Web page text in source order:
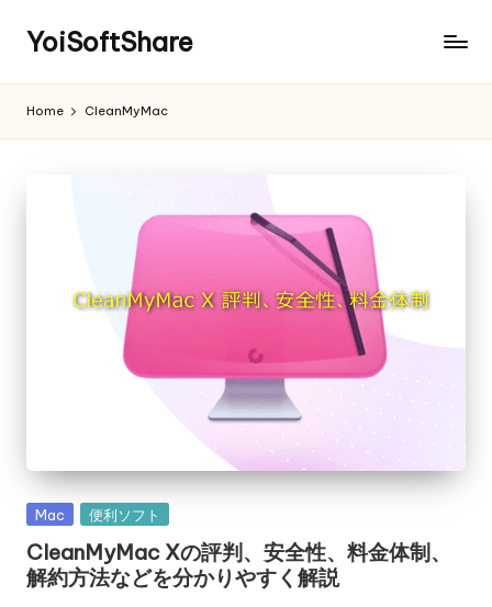
YoiSoftShare
Home CleanMyMac
Posted
Mac 便利ソフト
CleanMyMac Xの評判、安全性、料金体制、
解約方法などを分かりやすく解説